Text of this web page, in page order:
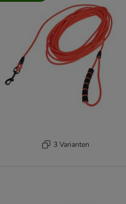
3 Varianten